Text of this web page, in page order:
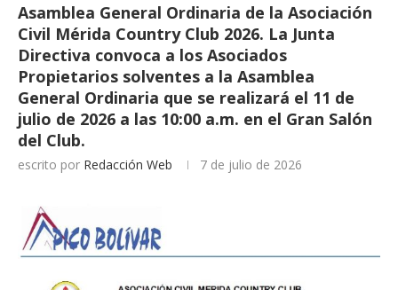
Asamblea General Ordinaria de la Asociación
Civil Mérida Country Club 2026. La Junta
Directiva convoca a los Asociados
Propietarios solventes a la Asamblea
General Ordinaria que se realizará el 11 de
julio de 2026 a las 10:00 a.m. en el Gran Salón
del Club.
escrito por Redacción Web 7 de julio de 2026